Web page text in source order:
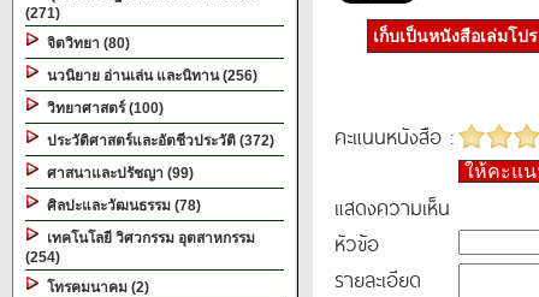
(271)
จิตวิทยา (80)
นวนิยาย อ่านเล่น และนิทาน (256)
วิทยาศาสตร์ (100)
ประวัติศาสตร์และอัตชีวประวัติ (372)
ศาสนาและปรัชญา (99)
ศิลปะและวัฒนธรรม (78)
เทคโนโลยี วิศวกรรม อุตสาหกรรม
(254)
โทรคมนาคม (2)
เก็บเป็นหนังสือเล่มโป
คะแนนหนังสือ :
ให้คะแ
แสดงความเห็น
หัวข้อ
รายละเอียด